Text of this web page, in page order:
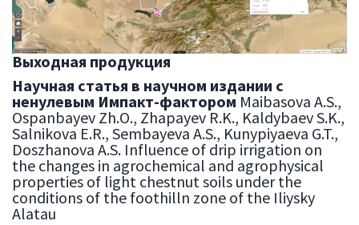
Выходная продукция
Научная статья в научном издании с
ненулевым Импакт-фактором Maibasova A.S.,
Ospanbaуev Zh.O., Zhapaуev R.K., Kaldybaev S.K.,
Salnikova E.R., Sembaуeva A.S., Kunypiyaeva G.T.,
Doszhanova A.S. Influence of drip irrigation on
the changes in agrochemical and agrophysical
properties of light chestnut soils under the
conditions of the foothilln zone of the Iliysky
Alatau